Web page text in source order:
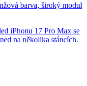
barva, široký modul
iPhonu 17 Pro Max se
na několika stáncích.